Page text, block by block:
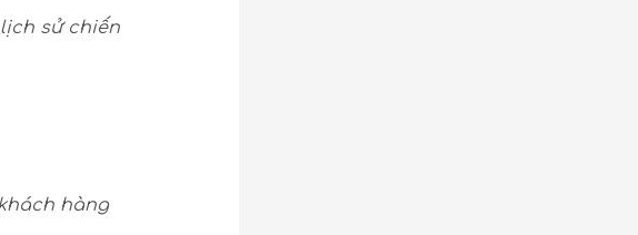
sử chiến
hàng